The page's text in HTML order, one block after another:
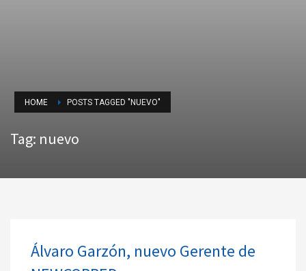
HOME POSTS TAGGED "NUEVO"
Tag: nuevo
Álvaro Garzón, nuevo Gerente de